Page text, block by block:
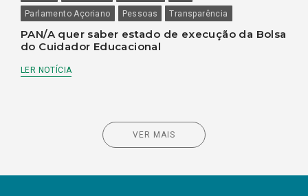
Parlamento Açoriano
Pessoas Transparência
PAN/A quer saber estado de execução da Bolsa
do Cuidador Educacional
LER NOTÍCIA
VER MAIS